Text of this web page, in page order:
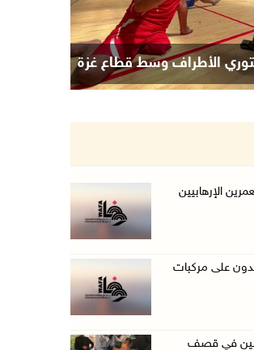
الأطراف وسط قطاع غزة
الإرهابيين
على مركبات
في قصف